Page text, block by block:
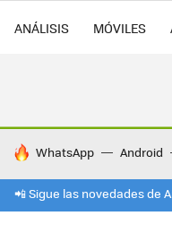
ANÁLISIS MÓVILES
HOY SE HABLA DE
WhatsApp Android
📲 Sigue las novedades de